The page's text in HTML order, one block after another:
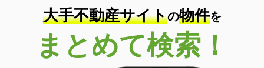
大手不動産サイトの物件を
まとめて検索！